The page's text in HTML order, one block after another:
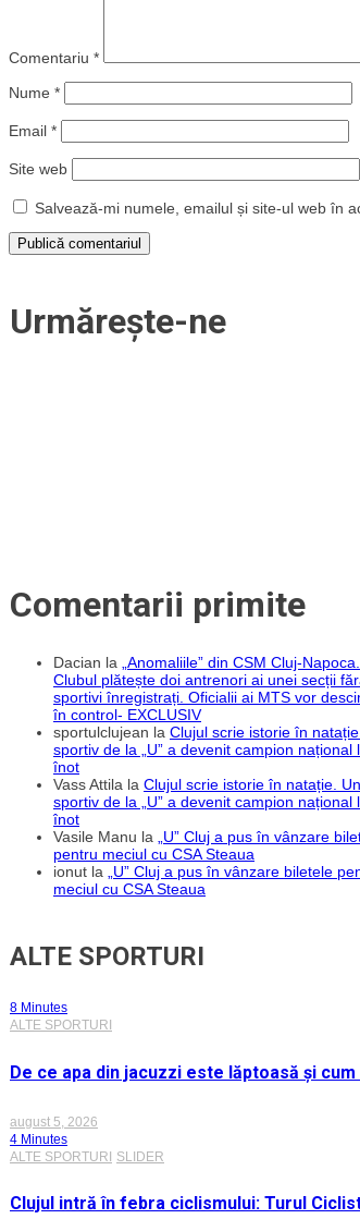
Comentariu *
Nume *
Email *
Site web
Salvează-mi numele, emailul și site-ul web în
Urmărește-ne
Comentarii primite
Dacian la „Anomaliile” din CSM Cluj-Napoca.
Clubul plătește doi antrenori ai unei secții
sportivi înregistrați. Oficialii ai MTS vor
în control- EXCLUSIV
sportulclujean la Clujul scrie istorie în
sportiv de la „U” a devenit campion național
înot
Vass Attila la Clujul scrie istorie în natație. Un
sportiv de la „U” a devenit campion național
înot
Vasile Manu la „U” Cluj a pus în vânzare
pentru meciul cu CSA Steaua
ionut la „U” Cluj a pus în vânzare biletele
meciul cu CSA Steaua
ALTE SPORTURI
8 Minutes
ALTE SPORTURI
De ce apa din jacuzzi este lăptoasă și
august 5, 2026
4 Minutes
ALTE SPORTURI SLIDER
Clujul intră în febra ciclismului: Turul